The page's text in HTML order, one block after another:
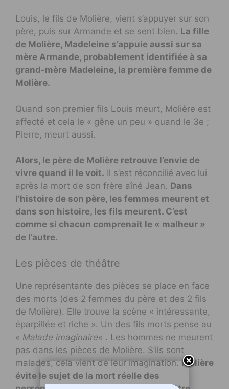
Louis, le fils de Molière, vient s’appuyer sur son
père, puis sur Armande et se sent bien. La fille
de Molière, Madeleine s’appuie aussi sur sa
mère Armande, probablement identifiée à sa
grand-mère Madeleine, la première femme de
Molière.
Quand son premier fils Louis meurt, Molière est
affecté et cela le « gêne un peu » quand le 3e ;
Pierre, meurt aussi.
Alors, le père de Molière retrouve l’envie de
vivre quand il le voit. Il s’est réconcilié avec lui
après la mort de son frère aîné Jean. Dans
l’histoire de son père, les femmes meurent et
dans son histoire, les fils meurent. C’est
comme si chacun comprenait le « malheur »
de l’autre.
Les pièces de théâtre
Une représentante des pièces se place en face
des morts (des 2 femmes du père et des 2 fils
de Molière). Elle trouve la scène « intéressante,
éparpillée et riche ». Un des fils morts pense au
« Malade imaginaire« . Les hommes ne meurent
pas dans les pièces de Molière. S’ils sont
malades, cela vient de leur imagination.Molière
évite le sujet de la mort réelle des